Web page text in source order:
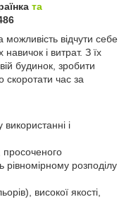
та
відчути себе
і витрат. З їх
будинок, зробити
скоротати час за
і
розподілу
високої якості,